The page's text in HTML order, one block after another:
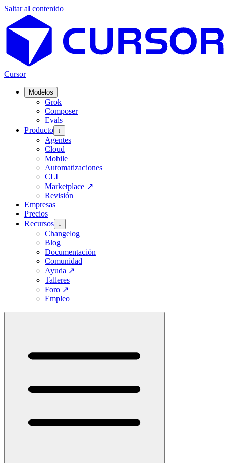
Saltar al contenido
Cursor
Modelos
Grok
Composer
Evals
Producto ↓
Agentes
Cloud
Mobile
Automatizaciones
CLI
Marketplace ↗
Revisión
Empresas
Precios
Recursos ↓
Changelog
Blog
Documentación
Comunidad
Ayuda ↗
Talleres
Foro ↗
Empleo